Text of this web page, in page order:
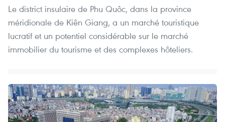
Le district insulaire de Phu Quôc, dans la province
méridionale de Kiên Giang, a un marché touristique
lucratif et un potentiel considérable sur le marché
immobilier du tourisme et des complexes hôteliers.